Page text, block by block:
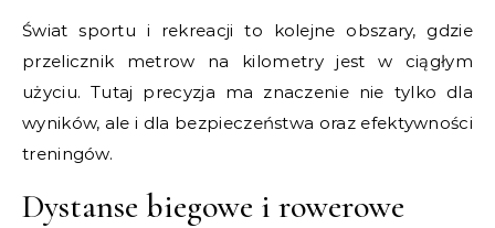
Świat sportu i rekreacji to kolejne obszary, gdzie
przelicznik metrow na kilometry jest w ciągłym
użyciu. Tutaj precyzja ma znaczenie nie tylko dla
wyników, ale i dla bezpieczeństwa oraz efektywności
treningów.
Dystanse biegowe i rowerowe